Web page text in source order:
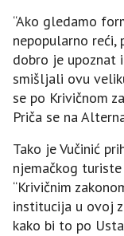
“Ako gledamo
nepopularno reći,
dobro je upoznat
smišljali ovu
se po Krivičnom
Priča se na
Tako je Vučinić
njemačkog
“Krivičnim
institucija u ovoj
kako bi to po